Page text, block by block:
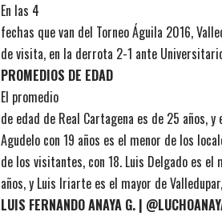
En las 4
fechas que van del Torneo Águila 2016,
de visita, en la derrota 2-1 ante
PROMEDIOS DE EDAD
El promedio
de edad de Real Cartagena es de 25 años, y
Agudelo con 19 años es el menor de los
de los visitantes, con 18. Luis Delgado es el
años, y Luis Iriarte es el mayor de
LUIS FERNANDO ANAYA G. |